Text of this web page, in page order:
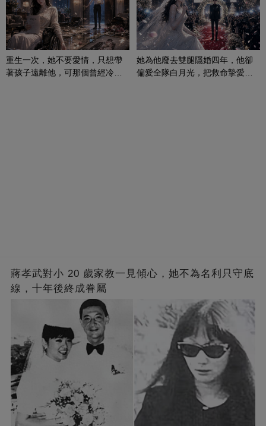
重生一次，她不要愛情，只想帶
著孩子遠離他，可那個曾經冷漠
她為他廢去雙腿隱婚四年，他卻
偏愛全隊白月光，把救命摯愛當
蔣孝武對小 20 歲家教一見傾心，她不為名利只守底
線，十年後終成眷屬